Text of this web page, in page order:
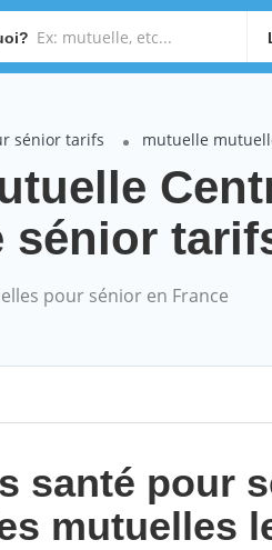
sénior tarifs mutuelle
sénior
pour sénior en France
santé pour
mutuelles